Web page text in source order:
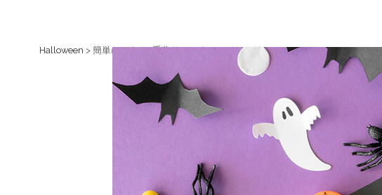
Halloween > 簡単にできる♪手作りハロウィンインテリア